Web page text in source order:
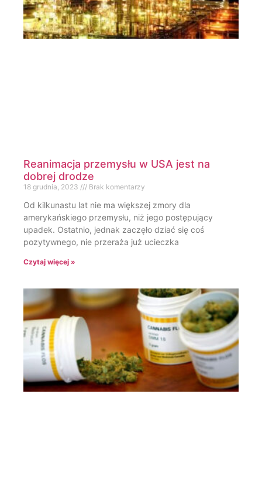
Reanimacja przemysłu w USA jest na
dobrej drodze
18 grudnia, 2023 Brak komentarzy
Od kilkunastu lat nie ma większej zmory dla
amerykańskiego przemysłu, niż jego postępujący
upadek. Ostatnio, jednak zaczęło dziać się coś
pozytywnego, nie przeraża już ucieczka
Czytaj więcej »